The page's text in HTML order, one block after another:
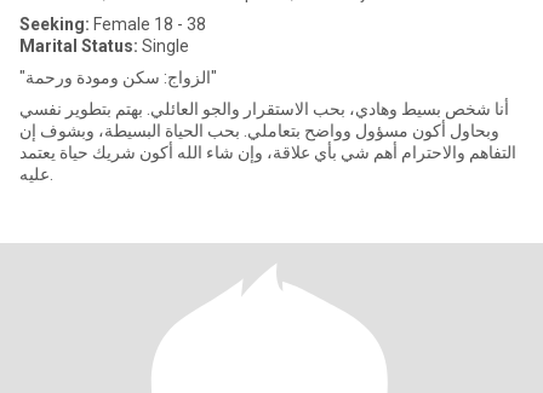
Seeking: Female 18 - 38
Marital Status: Single
"الزواج: سكن ومودة ورحمة"
أنا شخص بسيط وهادي، بحب الاستقرار والجو العائلي. بهتم بتطوير نفسي
وبحاول أكون مسؤول وواضح بتعاملي. بحب الحياة البسيطة، وبشوف إن
التفاهم والاحترام أهم شي بأي علاقة، وإن شاء الله أكون شريك حياة يعتمد